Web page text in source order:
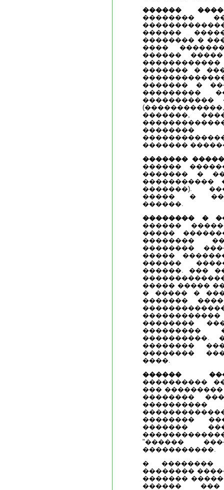
������
��������
������
�������� �
����
������
������������
������� �
������� �
���������
�����������
�������,
�������
�������
������
������� �
�����������
�������).
����� �
������.
�������� �
������
�����
��������
��������
�����
������
������. ���
����� �����
� ����� �
�������
��������
���������
����������.
��������
��������
����.
������
����������
���
��������
����������
��������
�������
"������
�����������.
� ��������
��������
�������
������